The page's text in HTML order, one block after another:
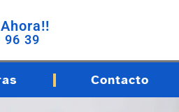
96 39
Contacto